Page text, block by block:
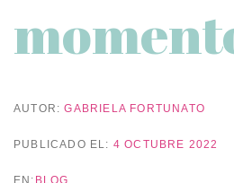
AUTOR:GABRIELA FORTUNATO
PUBLICADO EL: 4 OCTUBRE 2022